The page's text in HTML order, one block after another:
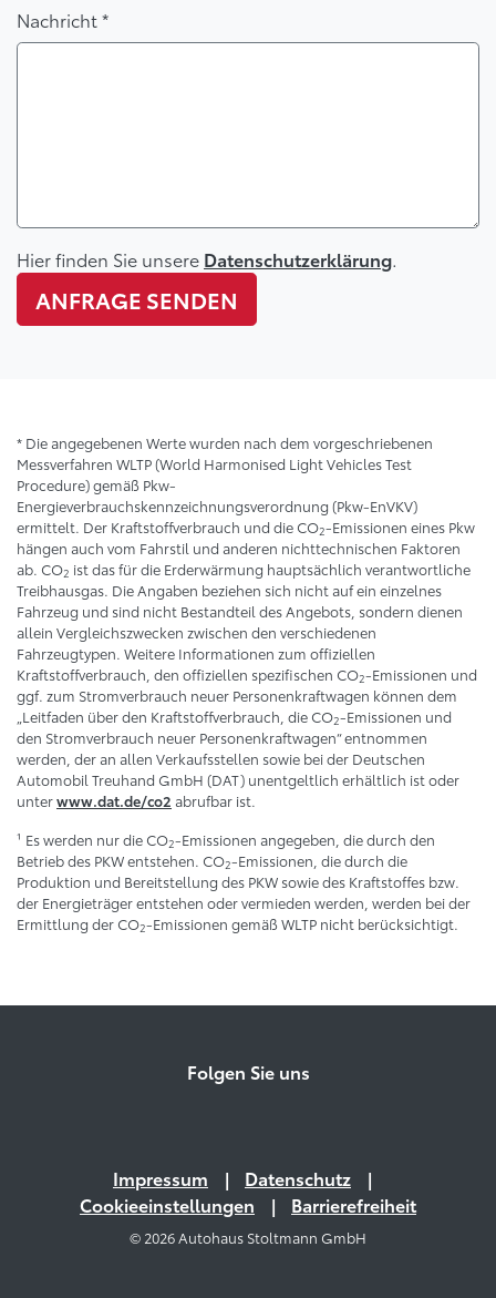
Nachricht *
Hier finden Sie unsere Datenschutzerklärung.
ANFRAGE SENDEN
* Die angegebenen Werte wurden nach dem vorgeschriebenen
Messverfahren WLTP (World Harmonised Light Vehicles Test
Procedure) gemäß Pkw-
Energieverbrauchskennzeichnungsverordnung (Pkw-EnVKV)
ermittelt. Der Kraftstoffverbrauch und die CO2-Emissionen eines Pkw
hängen auch vom Fahrstil und anderen nichttechnischen Faktoren
ab. CO2 ist das für die Erderwärmung hauptsächlich verantwortliche
Treibhausgas. Die Angaben beziehen sich nicht auf ein einzelnes
Fahrzeug und sind nicht Bestandteil des Angebots, sondern dienen
allein Vergleichszwecken zwischen den verschiedenen
Fahrzeugtypen. Weitere Informationen zum offiziellen
Kraftstoffverbrauch, den offiziellen spezifischen CO2-Emissionen und
ggf. zum Stromverbrauch neuer Personenkraftwagen können dem
„Leitfaden über den Kraftstoffverbrauch, die CO2-Emissionen und
den Stromverbrauch neuer Personenkraftwagen“ entnommen
werden, der an allen Verkaufsstellen sowie bei der Deutschen
Automobil Treuhand GmbH (DAT) unentgeltlich erhältlich ist oder
unterwww.dat.de/co2 abrufbar ist.
¹ Es werden nur die CO2-Emissionen angegeben, die durch den
Betrieb des PKW entstehen. CO2-Emissionen, die durch die
Produktion und Bereitstellung des PKW sowie des Kraftstoffes bzw.
der Energieträger entstehen oder vermieden werden, werden bei der
Ermittlung der CO2-Emissionen gemäß WLTP nicht berücksichtigt.
Folgen Sie uns
Impressum
Datenschutz
Cookieeinstellungen
Barrierefreiheit
© 2026 Autohaus Stoltmann GmbH